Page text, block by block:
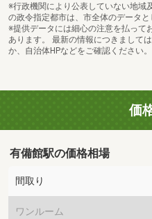
※行政機関により公表していない地域
の政令指定都市は、市全体のデータと
※提供データには細心の注意を払って
あります。 最新の情報につきまして
か、自治体HPなどをご確認ください。
価
有備館駅の価格相場
間取り
ワンルーム